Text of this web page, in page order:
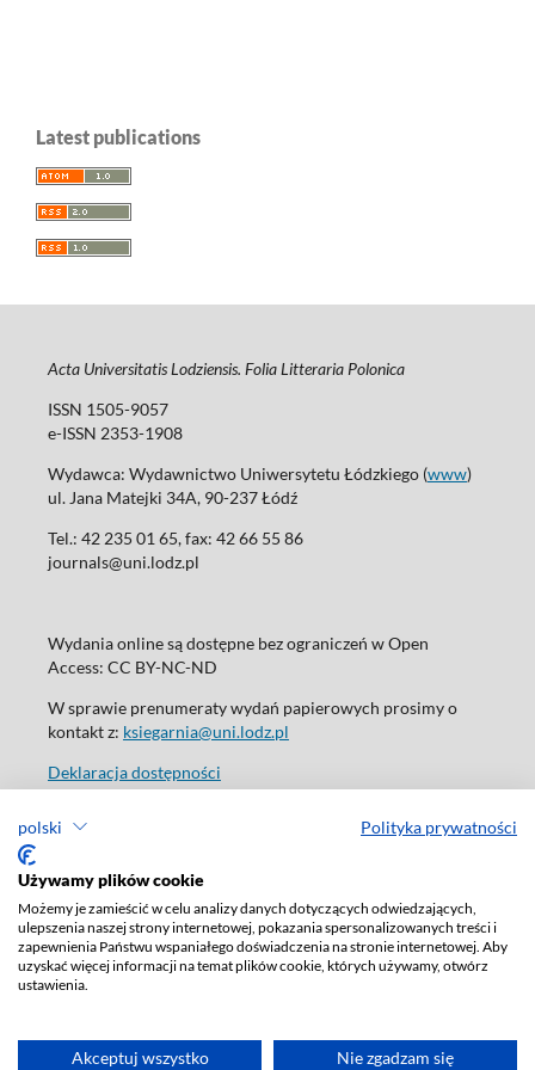
polski Polityka prywatności
Używamy plików cookie
Możemy je zamieścić w celu analizy danych dotyczących odwiedzających,
ulepszenia naszej strony internetowej, pokazania spersonalizowanych treści i
zapewnienia Państwu wspaniałego doświadczenia na stronie internetowej. Aby
uzyskać więcej informacji na temat plików cookie, których używamy, otwórz
ustawienia.
Akceptuj wszystko Nie zgadzam się
Latest publications
Acta Universitatis Lodziensis. Folia Litteraria Polonica
ISSN 1505-9057
e-ISSN 2353-1908
Wydawca: Wydawnictwo Uniwersytetu Łódzkiego (www)
ul. Jana Matejki 34A, 90-237 Łódź
Tel.: 42 235 01 65, fax: 42 66 55 86
journals@uni.lodz.pl
Wydania online są dostępne bez ograniczeń w Open
Access: CC BY-NC-ND
W sprawie prenumeraty wydań papierowych prosimy o
kontakt z: ksiegarnia@uni.lodz.pl
Deklaracja dostępności